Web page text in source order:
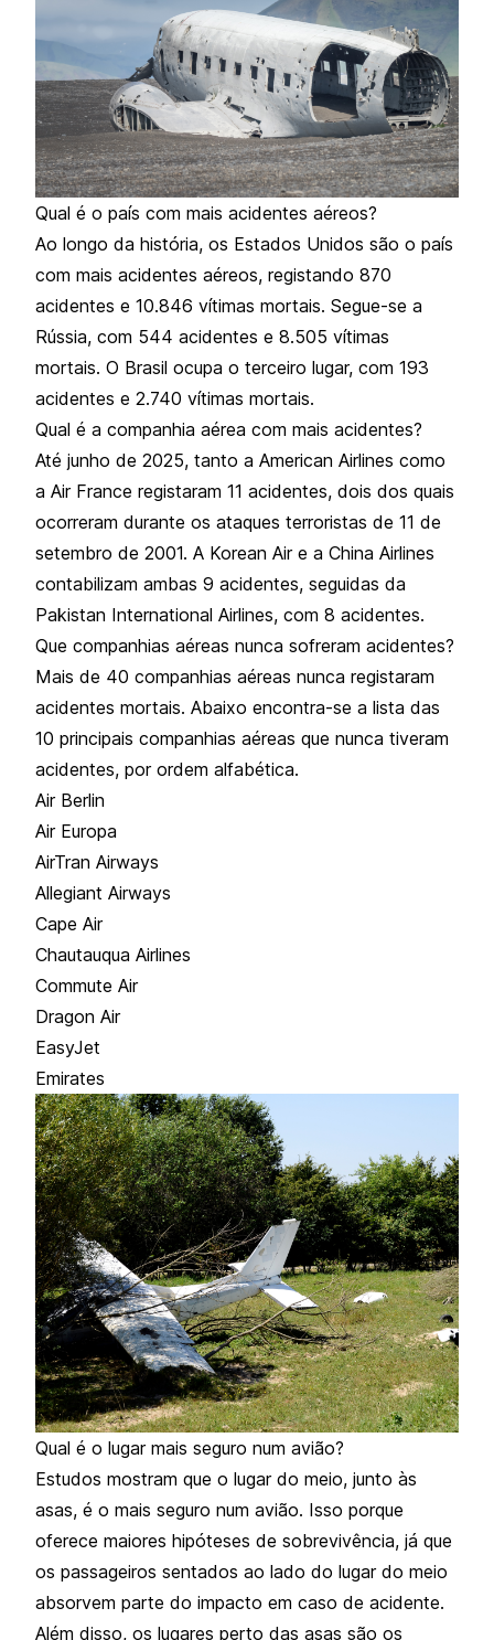
Qual é o país com mais acidentes aéreos?
Ao longo da história, os Estados Unidos são o país
com mais acidentes aéreos, registando 870
acidentes e 10.846 vítimas mortais. Segue-se a
Rússia, com 544 acidentes e 8.505 vítimas
mortais. O Brasil ocupa o terceiro lugar, com 193
acidentes e 2.740 vítimas mortais.
Qual é a companhia aérea com mais acidentes?
Até junho de 2025, tanto a American Airlines como
a Air France registaram 11 acidentes, dois dos quais
ocorreram durante os ataques terroristas de 11 de
setembro de 2001. A Korean Air e a China Airlines
contabilizam ambas 9 acidentes, seguidas da
Pakistan International Airlines, com 8 acidentes.
Que companhias aéreas nunca sofreram acidentes?
Mais de 40 companhias aéreas nunca registaram
acidentes mortais. Abaixo encontra-se a lista das
10 principais companhias aéreas que nunca tiveram
acidentes, por ordem alfabética.
Air Berlin
Air Europa
AirTran Airways
Allegiant Airways
Cape Air
Chautauqua Airlines
Commute Air
Dragon Air
EasyJet
Emirates
Qual é o lugar mais seguro num avião?
Estudos mostram que o lugar do meio, junto às
asas, é o mais seguro num avião. Isso porque
oferece maiores hipóteses de sobrevivência, já que
os passageiros sentados ao lado do lugar do meio
absorvem parte do impacto em caso de acidente.
Além disso, os lugares perto das asas são os